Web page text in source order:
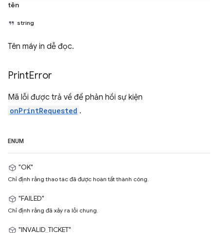
tên
string
Tên máy in dễ đọc.
PrintError
Mã lỗi được trả về để phản hồi sự kiện
onPrintRequested .
ENUM
"OK"
Chỉ định rằng thao tác đã được hoàn tất thành công.
"FAILED"
Chỉ định rằng đã xảy ra lỗi chung.
"INVALID_TICKET"